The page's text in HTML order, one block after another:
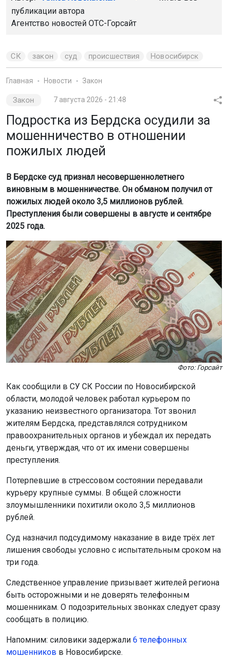
публикации автора
Агентство новостей ОТС-Горсайт
СК закон суд происшествия Новосибирск
Главная Новости Закон
Закон 7 августа 2026 - 21:48
Подростка из Бердска осудили за
мошенничество в отношении
пожилых людей
В Бердске суд признал несовершеннолетнего
виновным в мошенничестве. Он обманом получил от
пожилых людей около 3,5 миллионов рублей.
Преступления были совершены в августе и сентябре
2025 года.
Фото: Горсайт
Как сообщили в СУ СК России по Новосибирской
области, молодой человек работал курьером по
указанию неизвестного организатора. Тот звонил
жителям Бердска, представлялся сотрудником
правоохранительных органов и убеждал их передать
деньги, утверждая, что от их имени совершены
преступления.
Потерпевшие в стрессовом состоянии передавали
курьеру крупные суммы. В общей сложности
злоумышленники похитили около 3,5 миллионов
рублей.
Суд назначил подсудимому наказание в виде трёх лет
лишения свободы условно с испытательным сроком на
три года.
Следственное управление призывает жителей региона
быть осторожными и не доверять телефонным
мошенникам. О подозрительных звонках следует сразу
сообщать в полицию.
Напомним: силовики задержали 6 телефонных
мошенников в Новосибирске.